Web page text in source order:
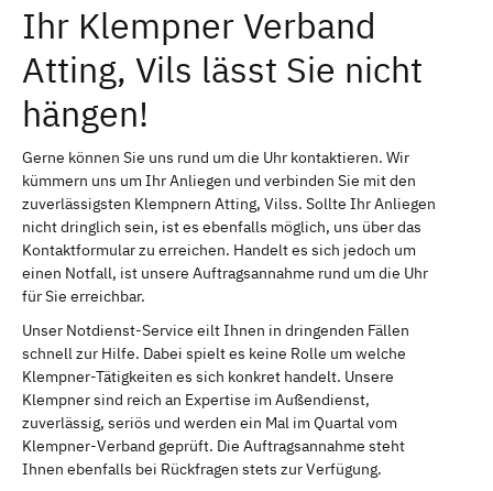
Ihr Klempner Verband
Atting, Vils lässt Sie nicht
hängen!
Gerne können Sie uns rund um die Uhr kontaktieren. Wir
kümmern uns um Ihr Anliegen und verbinden Sie mit den
zuverlässigsten Klempnern Atting, Vilss. Sollte Ihr Anliegen
nicht dringlich sein, ist es ebenfalls möglich, uns über das
Kontaktformular zu erreichen. Handelt es sich jedoch um
einen Notfall, ist unsere Auftragsannahme rund um die Uhr
für Sie erreichbar.
Unser Notdienst-Service eilt Ihnen in dringenden Fällen
schnell zur Hilfe. Dabei spielt es keine Rolle um welche
Klempner-Tätigkeiten es sich konkret handelt. Unsere
Klempner sind reich an Expertise im Außendienst,
zuverlässig, seriös und werden ein Mal im Quartal vom
Klempner-Verband geprüft. Die Auftragsannahme steht
Ihnen ebenfalls bei Rückfragen stets zur Verfügung.